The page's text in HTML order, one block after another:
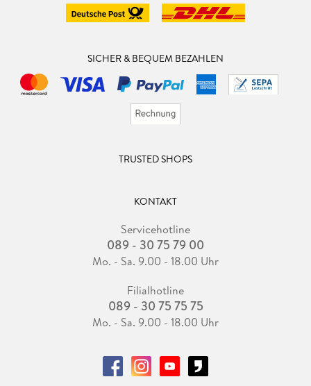
SICHER & BEQUEM BEZAHLEN
TRUSTED SHOPS
KONTAKT
Servicehotline
089 - 30 75 79 00
Mo. - Sa. 9.00 - 18.00 Uhr
Filialhotline
089 - 30 75 75 75
Mo. - Sa. 9.00 - 18.00 Uhr